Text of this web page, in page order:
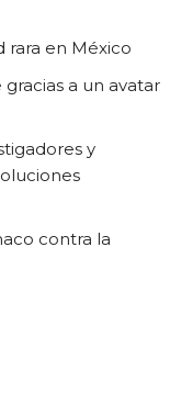
rara en México
a un avatar
y
contra la